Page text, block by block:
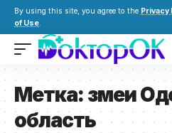
By using this site, you agree to the Privacy
of Use.
Метка: змеи
область